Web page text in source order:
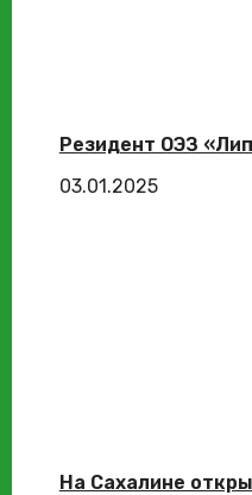
Резидент ОЭЗ
03.01.2025
На Сахалине